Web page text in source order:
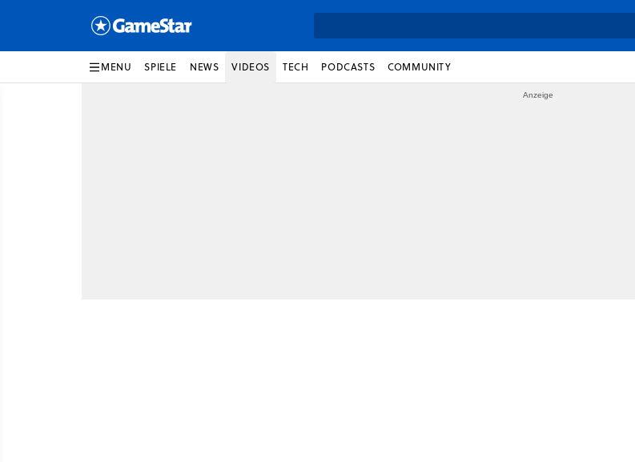
MENU SPIELE NEWS VIDEOS TECH PODCASTS COMMUNITY